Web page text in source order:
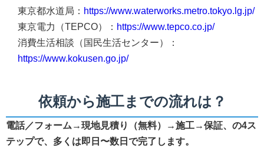
東京都水道局： https://www.waterworks.metro.tokyo.lg.jp/
東京電力（TEPCO）： https://www.tepco.co.jp/
消費生活相談（国民生活センター）：
https://www.kokusen.go.jp/
依頼から施工までの流れは？
電話／フォーム→現地見積り（無料）→施工→保証、の4ス
テップで、多くは即日〜数日で完了します。